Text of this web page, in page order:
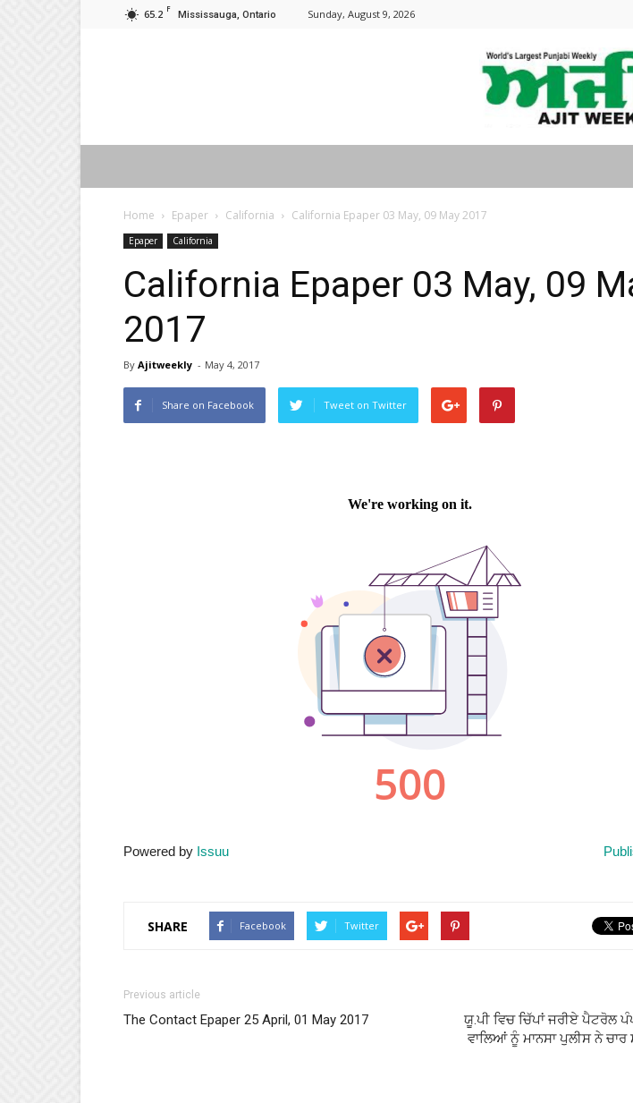
65.2 F
Mississauga, Ontario Sunday, August 9, 2026
:
Home Epaper California California Epaper 03 May, 09 May 2017
Epaper California
California Epaper 03 May, 09
2017
By Ajitweekly - May 4, 2017
Share on Facebook Tweet on Twitter
Powered by Issuu
SHARE Facebook Twitter
Previous article
The Contact Epaper 25 April, 01 May 2017
ਯੂ.ਪੀ ਵਿਚ ਚਿੱਪਾਂ ਜਰੀਏ ਪੈਟਰੋਲ
ਵਾਲਿਆਂ ਨੂੰ ਮਾਨਸਾ ਪੁਲੀਸ ਨੇ ਚਾਰ